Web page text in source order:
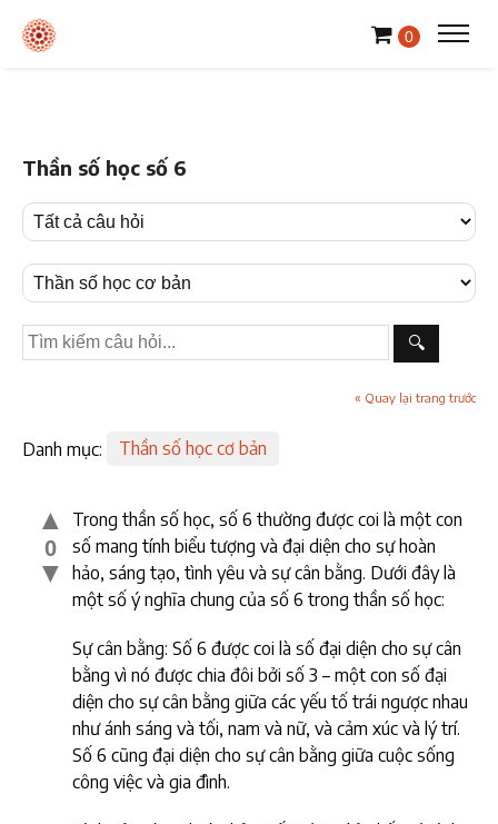
0
Thần số học số 6
🔍
« Quay lại trang trước
Danh mục: Thần số học cơ bản
▲
0
▼
Trong thần số học, số 6 thường được coi là một con
số mang tính biểu tượng và đại diện cho sự hoàn
hảo, sáng tạo, tình yêu và sự cân bằng. Dưới đây là
một số ý nghĩa chung của số 6 trong thần số học:
Sự cân bằng: Số 6 được coi là số đại diện cho sự cân
bằng vì nó được chia đôi bởi số 3 – một con số đại
diện cho sự cân bằng giữa các yếu tố trái ngược nhau
như ánh sáng và tối, nam và nữ, và cảm xúc và lý trí.
Số 6 cũng đại diện cho sự cân bằng giữa cuộc sống
công việc và gia đình.